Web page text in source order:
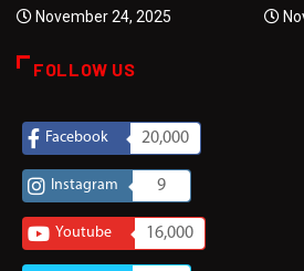
November 24, 2025
FOLLOW US
Facebook 20,000
Instagram 9
Youtube 16,000